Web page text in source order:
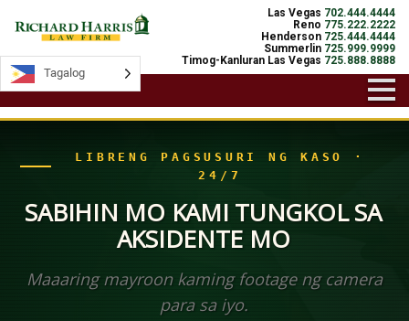
Las Vegas 702.444.4444
Reno 775.222.2222
Henderson 725.444.4444
Summerlin 725.999.9999
Timog-Kanluran Las Vegas 725.888.8888
LIBRENG PAGSUSURI NG KASO ·
24/7
SABIHIN MO KAMI TUNGKOL SA
AKSIDENTE MO
Maaaring mayroon kaming footage ng camera
para sa iyo.
Tagalog
Tagalog